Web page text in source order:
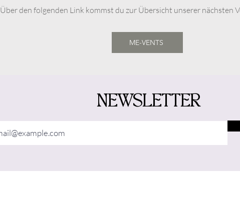
Über den folgenden Link kommst du zur Übersicht unserer nächsten
ME-VENTS
NEWSLETTER